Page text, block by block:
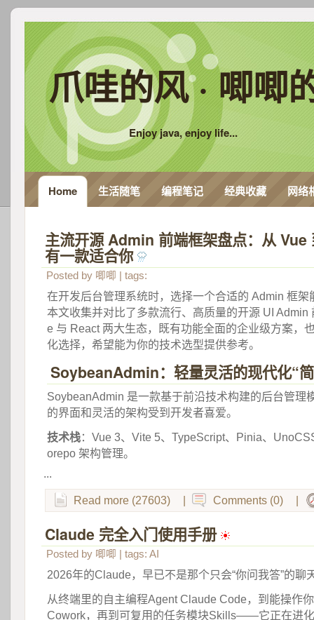
爪哇的风 · 唧唧
Enjoy java, enjoy life...
Home 生活随笔 编程笔记 经典收藏 网络
主流开源 Admin 前端框架盘点：从 Vue
有一款适合你
Posted by 唧唧 | tags:
在开发后台管理系统时，选择一个合适的 Admin 框架
本文收集并对比了多款流行、高质量的开源 UI Admin
e 与 React 两大生态，既有功能全面的企业级方案，
化选择，希望能为你的技术选型提供参考。
SoybeanAdmin：轻量灵活的现代化“
SoybeanAdmin 是一款基于前沿技术构建的后台管理
的界面和灵活的架构受到开发者喜爱。
技术栈：Vue 3、Vite 5、TypeScript、Pinia、
orepo 架构管理。
...
Read more (27603) Comments (0)
Claude 完全入门使用手册
Posted by 唧唧 | tags: AI
2026年的Claude，早已不是那个只会“你问我答”的聊
从终端里的自主编程Agent Claude Code，到能操作
Cowork，再到可复用的任务模块Skills——它正在进